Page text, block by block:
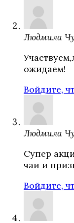
Людмила
ожидаем!
Войдите,
Людмила
Супер
чаи и
Войдите,